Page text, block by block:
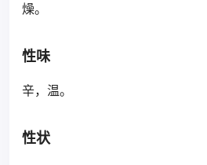
燥。
性味
辛，温。
性状